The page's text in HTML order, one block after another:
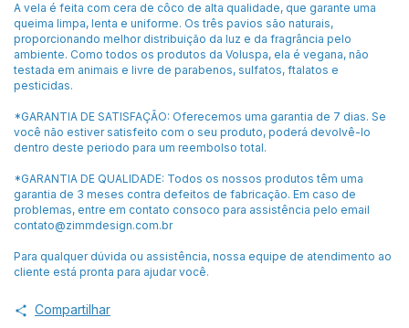
A vela é feita com cera de côco de alta qualidade, que garante uma
queima limpa, lenta e uniforme. Os três pavios são naturais,
proporcionando melhor distribuição da luz e da fragrância pelo
ambiente. Como todos os produtos da Voluspa, ela é vegana, não
testada em animais e livre de parabenos, sulfatos, ftalatos e
pesticidas.
*GARANTIA DE SATISFAÇÃO: Oferecemos uma garantia de 7 dias. Se
você não estiver satisfeito com o seu produto, poderá devolvê-lo
dentro deste periodo para um reembolso total.
*GARANTIA DE QUALIDADE: Todos os nossos produtos têm uma
garantia de 3 meses contra defeitos de fabricação. Em caso de
problemas, entre em contato consoco para assistência pelo email
contato@zimmdesign.com.br
Para qualquer dúvida ou assistência, nossa equipe de atendimento ao
cliente está pronta para ajudar você.
Compartilhar